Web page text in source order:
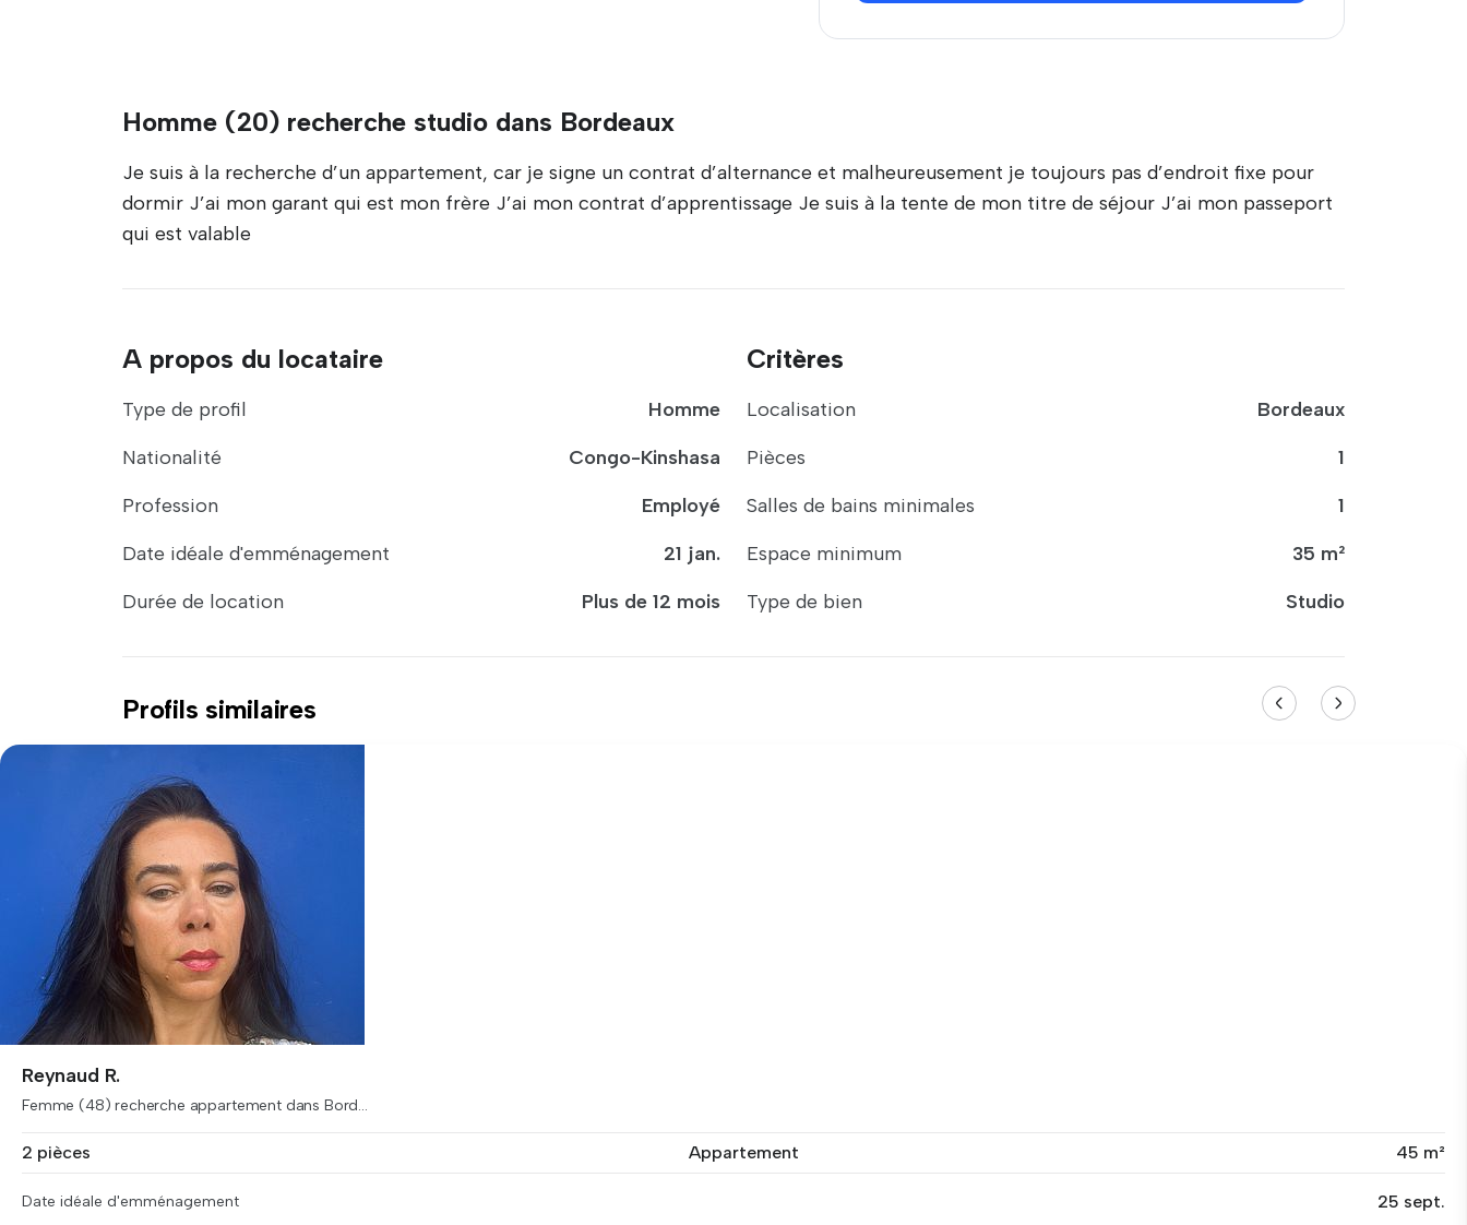
Homme (20) recherche studio dans Bordeaux
Je suis à la recherche d’un appartement, car je signe un contrat d’alternance et malheureusement je toujours pas d’endroit fixe pour
dormir J’ai mon garant qui est mon frère J’ai mon contrat d’apprentissage Je suis à la tente de mon titre de séjour J’ai mon passeport
qui est valable
A propos du locataire
Type de profil
Homme
Nationalité
Congo-Kinshasa
Profession
Employé
Date idéale d'emménagement
21 jan.
Durée de location
Plus de 12 mois
Critères
Localisation
Bordeaux
Pièces
1
Salles de bains minimales
1
Espace minimum
35 m²
Type de bien
Studio
Profils similaires
Reynaud R.
Femme (48) recherche appartement dans Bord...
2 pièces Appartement 45 m²
Date idéale d'emménagement 25 sept.